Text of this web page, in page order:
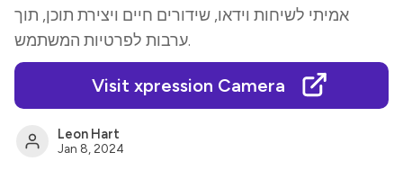
אמיתי לשיחות וידאו, שידורים חיים ויצירת תוכן, תוך
ערבות לפרטיות המשתמש.
Visit xpression Camera
Leon Hart
Jan 8, 2024